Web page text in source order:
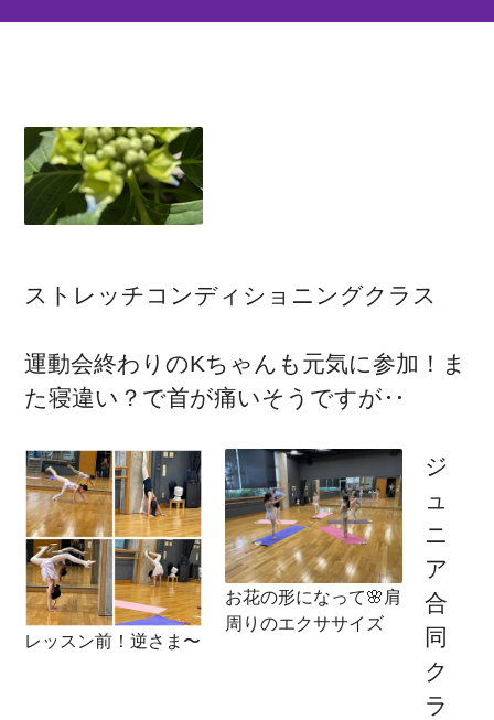
ストレッチコンディショニングクラス
運動会終わりのKちゃんも元気に参加！ま
た寝違い？で首が痛いそうですが‥
レッスン前！逆さま〜
お花の形になって🌸肩
周りのエクササイズ
ジ
ュ
ニ
ア
合
同
ク
ラ